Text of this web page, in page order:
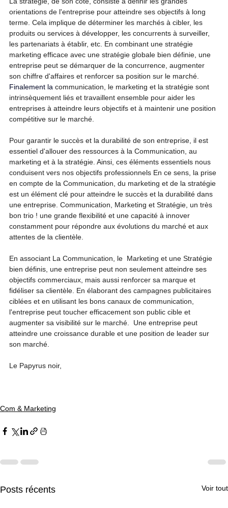
orientations de l'entreprise pour atteindre ses objectifs à long
terme. Cela implique de déterminer les marchés à cibler, les
produits ou services à développer, les concurrents à surveiller,
les partenariats à établir, etc. En combinant une stratégie
marketing efficace avec une stratégie globale bien définie, une
entreprise peut se démarquer de la concurrence, augmenter
son chiffre d'affaires et renforcer sa position sur le marché.
Finalement la communication, le marketing et la stratégie sont
intrinsèquement liés et travaillent ensemble pour aider les
entreprises à atteindre leurs objectifs et à maintenir une position
compétitive sur le marché.
Pour garantir le succès et la durabilité de son entreprise, il est
essentiel d'allouer des ressources à la Communication, au
marketing et à la stratégie. Ainsi, ces éléments essentiels nous
conduisent vers nos objectifs professionnels En ce sens, la prise
en compte de la Communication, du marketing et de la stratégie
est un élément clé pour atteindre le succès et la durabilité dans
une entreprise. Communication, Marketing et Stratégie, un très
bon trio ! une grande flexibilité et une capacité à innover
constamment pour répondre aux évolutions du marché et aux
attentes de la clientèle.
En associant La Communication, le  Marketing et une Stratégie
bien définis, une entreprise peut non seulement atteindre ses
objectifs commerciaux, mais aussi renforcer sa marque et
fidéliser sa clientèle. En élaborant des campagnes publicitaires
ciblées et en utilisant les bons canaux de communication,
l'entreprise peut toucher efficacement son public cible et
augmenter sa visibilité sur le marché.  Une entreprise peut
atteindre une croissance durable et une position de leader sur
son marché.
Le Papyrus noir,
Com & Marketing
Posts récents Voir tout